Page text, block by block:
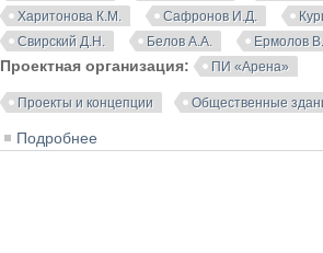
Харитонова К.М.
Сафронов И.Д.
Свирский Д.Н.
Белов А.А. Ермолов
Проектная организация: ПИ «Арена»
Проекты и концепции Общественные
Подробнее